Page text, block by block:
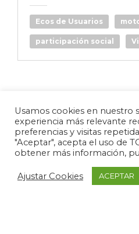
Ecos de Usuarios
participación social
Usamos cookies en nuestro
experiencia más relevante
preferencias y visitas
"Aceptar", acepta el uso de
obtener más información,
Ajustar Cookies ACEPTAR